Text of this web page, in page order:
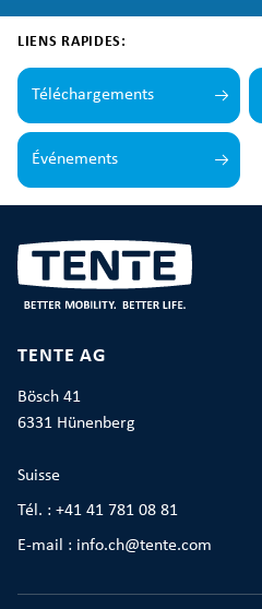
LIENS RAPIDES:
Téléchargements
Événements
TENTE AG
Bösch 41
6331 Hünenberg
Suisse
Tél. : +41 41 781 08 81
E-mail : info.ch@tente.com